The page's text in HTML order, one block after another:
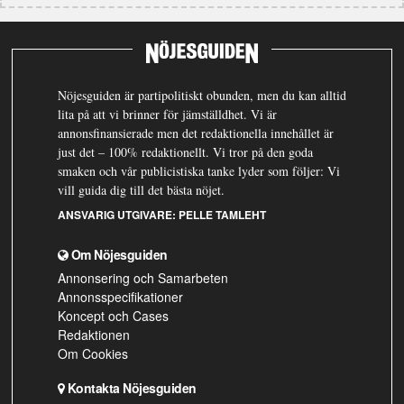
Nöjesguiden är partipolitiskt obunden, men du kan alltid
lita på att vi brinner för jämställdhet. Vi är
annonsfinansierade men det redaktionella innehållet är
just det – 100% redaktionellt. Vi tror på den goda
smaken och vår publicistiska tanke lyder som följer: Vi
vill guida dig till det bästa nöjet.
ANSVARIG UTGIVARE: PELLE TAMLEHT
Om Nöjesguiden
Annonsering och Samarbeten
Annonsspecifikationer
Koncept och Cases
Redaktionen
Om Cookies
Kontakta Nöjesguiden